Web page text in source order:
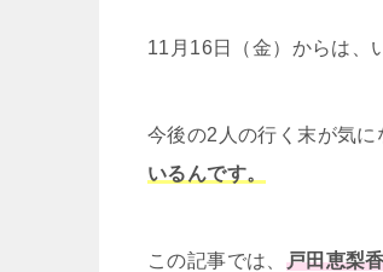
11月16日（金）からは、
今後の2人の行く末が気に
いるんです。
この記事では、 戸田恵梨